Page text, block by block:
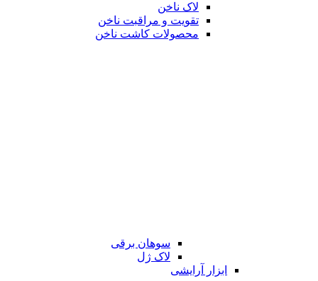
لاک ناخن
تقویت و مراقبت ناخن
محصولات کاشت ناخن
سوهان برقی
لاک ژل
ابزار آرایشی